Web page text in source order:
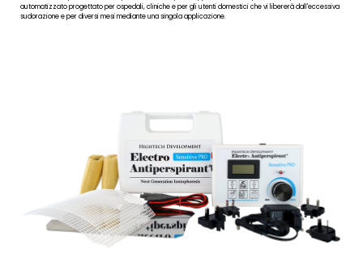
automatizzato progettato per ospedali, cliniche e per gli utenti domestici che vi libererà dall'eccessiva
sudorazione e per diversi mesi mediante una singola applicazione.